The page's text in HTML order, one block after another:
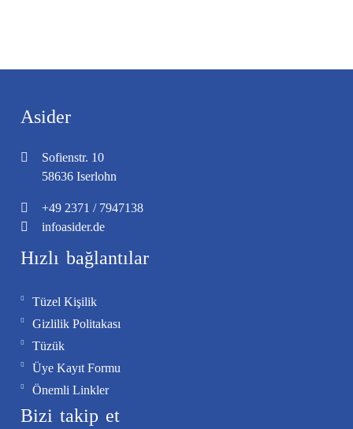
Asider
Sofienstr. 10
58636 Iserlohn
+49 2371 / 7947138
infoasider.de
Hızlı bağlantılar
Tüzel Kişilik
Gizlilik Politakası
Tüzük
Üye Kayıt Formu
Önemli Linkler
Bizi takip et